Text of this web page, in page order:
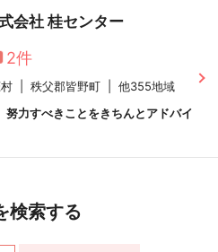
会社 桂センター
2件
秩父郡皆野町
他355地域
努力すべきことをきちんとアドバイ
検索する